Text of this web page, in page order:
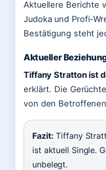
Aktuellere Berichte
Judoka und Profi-
Bestätigung steht
Aktueller
Tiffany Stratton ist
erklärt. Die
von den
Fazit: Tiffany
ist aktuell Single.
unbelegt.